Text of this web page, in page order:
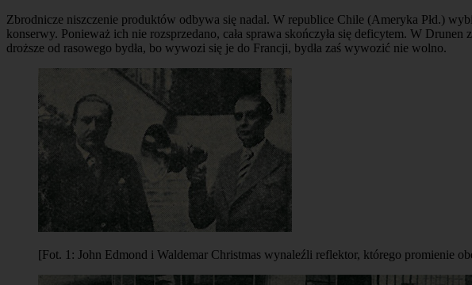
Zbrodnicze niszczenie produktów odbywa się nadal. W republice Chile (Ameryka Płd.)
konserwy. Ponieważ ich nie rozsprzedano, cała sprawa skończyła się deficytem. W
droższe od rasowego bydła, bo wywozi się je do Francji, bydła zaś wywozić nie wolno.
[Fot. 1: John Edmond i Waldemar Christmas wynaleźli reflektor, którego promienie